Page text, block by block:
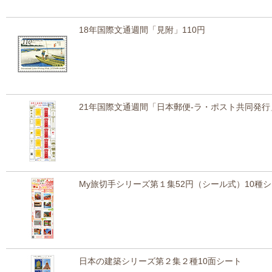
18年国際文通週間「見附」110円
21年国際文通週間「日本郵便-ラ・ポスト共同発
My旅切手シリーズ第１集52円（シール式）10種シ
日本の建築シリーズ第２集２種10面シート